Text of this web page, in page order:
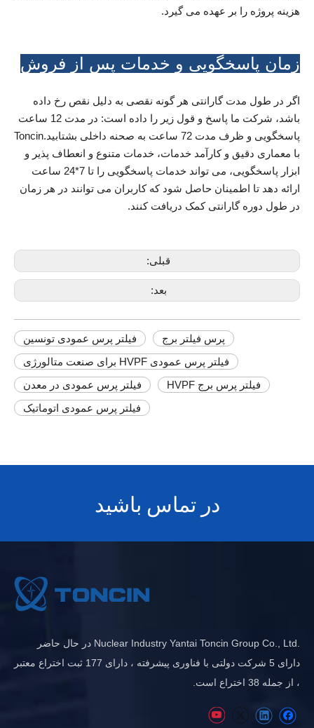
هزینه پروژه را بر عهده می گیرد.
زمان پاسخگویی و خدمات پس از فروش
اگر در طول مدت گارانتی هر گونه نقصی به دلیل نقص رخ داده
باشد، شرکت ما پاسخ و قول زیر را داده است: در مدت 12 ساعت
پاسخگویی و ظرف مدت 72 ساعت به صحنه داخلی بشتابید.Toncin
با معماری دقیق و کارآمد خدمات، خدمات متنوع و انعطاف پذیر و
ابزار پاسخگویی، می تواند خدمات پاسخگویی را تا 7*24 ساعت
ارائه دهد تا اطمینان حاصل شود که کاربران می توانند در هر زمان
در طول دوره گارانتی کمک دریافت کنند.
قبلی:
بعد:
فیلتر پرس عمودی تونسین
پرس فیلتر برج
فیلتر پرس عمودی HVPF برای صنعت متالورژی
فیلتر پرس عمودی در معدن
فیلتر پرس برج HVPF
فیلتر پرس عمودی اتوماتیک
در تماس باشید
.Nuclear Industry Yantai Toncin Group Co., Ltd در حال حاضر
دارای 5 شرکت دولتی با فناوری پیشرفته ، دارای 177 ثبت اختراع معتبر
، از جمله 38 اختراع است.